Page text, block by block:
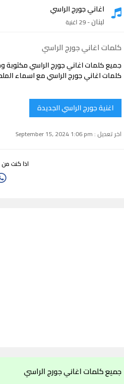
اغاني جورج الراسي
لبنان- 29 اغنية
كلمات اغاني جورج الراسي
جميع كلمات اغاني جورج الراسي
كلمات اغاني جورج الراسي مع اسماء
اغنية جورج الراسي الجديدة
اخر تعديل : September 15, 2024 1:06 pm
اذا كنت
جميع كلمات اغاني جورج الراسي